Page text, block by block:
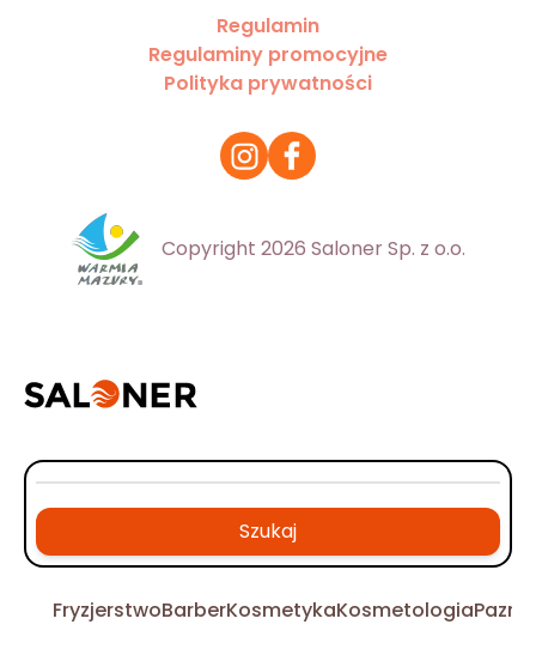
Regulamin
Regulaminy promocyjne
Polityka prywatności
Copyright 2026 Saloner Sp. z o.o.
Szukaj
FryzjerstwoBarberKosmetykaKosmetologia